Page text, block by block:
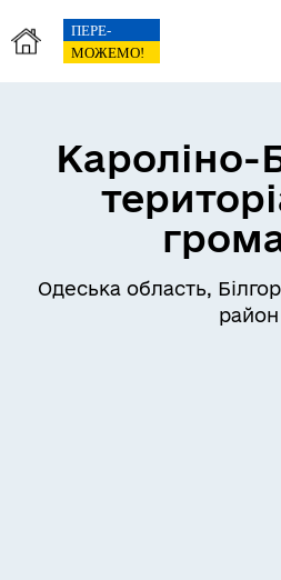
Кароліно-
Одеська область,
район